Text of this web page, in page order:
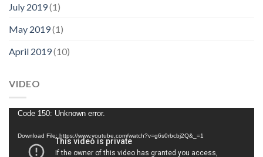
July 2019(1)
May 2019(1)
April 2019(10)
VIDEO
Video
Code 150: Unknown error.
Download File: https://www.youtube.com/watch?v=g6s0rbcbj2Q&_=1